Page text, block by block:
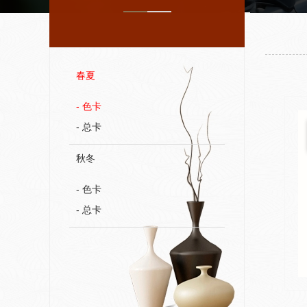
春夏
- 色卡
- 总卡
秋冬
- 色卡
- 总卡